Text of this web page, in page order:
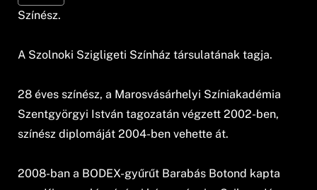
Színész.
A Szolnoki Szigligeti Színház társulatának tagja.
28 éves színész, a Marosvásárhelyi Színiakadémia
Szentgyörgyi István tagozatán végzett 2002-ben,
színész diplomáját 2004-ben vehette át.
2008-ban a BODEX-gyűrűt Barabás Botond kapta